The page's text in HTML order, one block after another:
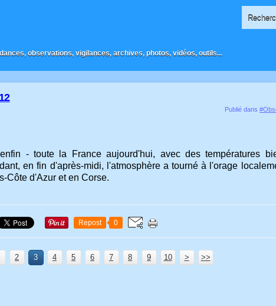
observations, vigilances, archives, photos, vidéos, outils...
Publié dans
- toute la France aujourd'hui, avec des températures
en fin d'après-midi, l'atmosphère a tourné à l'orage
Côte d'Azur et en Corse.
Repost 0
2 3 4 5 6 7 8 9 10 20
30
40
50
60
70
80
90
100
200
300
400
> >>